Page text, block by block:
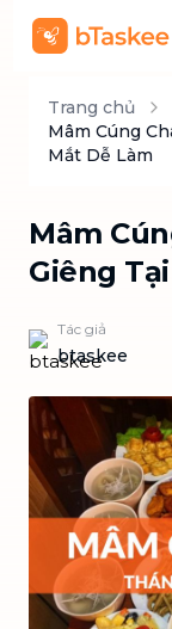
Trang chủ
Mâm Cúng
Mắt Dễ Làm
Mâm
Giêng
Tác giả
btaskee